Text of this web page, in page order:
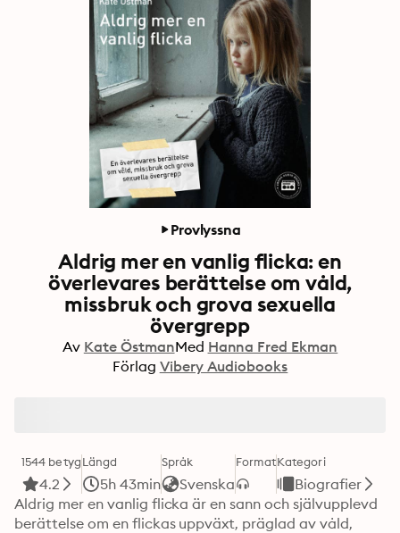
Provlyssna
Aldrig mer en vanlig flicka: en
överlevares berättelse om våld,
missbruk och grova sexuella
övergrepp
Av Kate ÖstmanMed Hanna Fred Ekman
Förlag Vibery Audiobooks
1544 betyg
4.2
Längd
5h 43min
Språk
Svenska
FormatKategori
Biografier
Aldrig mer en vanlig flicka är en sann och självupplevd
berättelse om en flickas uppväxt, präglad av våld,